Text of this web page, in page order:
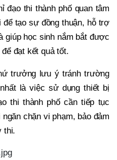
đạo thi thành phố quan tâm
tạo sự đồng thuận, hỗ trợ
giúp học sinh nắm bắt được
đạt kết quả tốt.
trưởng lưu ý tránh trường
là việc sử dụng thiết bị
thi thành phố cần tiếp tục
chặn vi phạm, bảo đảm
thi.